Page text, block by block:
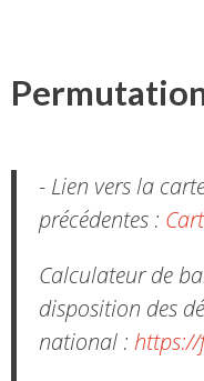
- Lien vers la
précédentes :
Calculateur de
disposition des
national :